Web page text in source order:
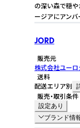
の深い森で穏
ージアにアン
JORD
販売元
株式会社ユー
送料
配送エリア別
販売・取引条件
設定あり
ブランド情